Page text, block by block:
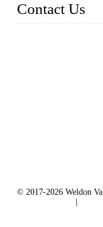
Contact Us
© 2017-2026 Weldon